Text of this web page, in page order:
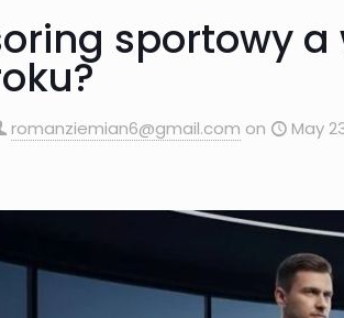
sportowy
romanziemian6@gmail.com on May